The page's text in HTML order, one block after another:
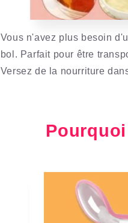
Vous n'avez plus besoin
bol. Parfait pour être
Versez de la nourriture